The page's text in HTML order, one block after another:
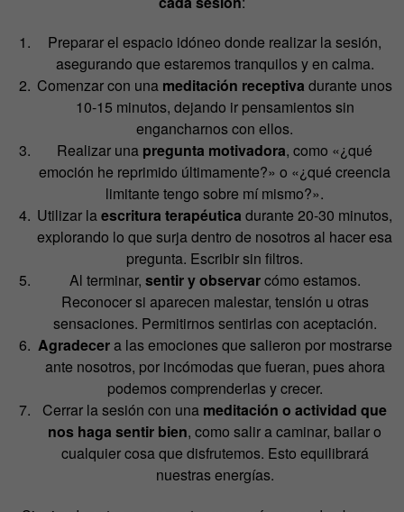
Preparar el espacio idóneo donde realizar la sesión,
asegurando que estaremos tranquilos y en calma.
Comenzar con una meditación receptiva durante unos
10-15 minutos, dejando ir pensamientos sin
engancharnos con ellos.
Realizar una pregunta motivadora, como «¿qué
emoción he reprimido últimamente?» o «¿qué creencia
limitante tengo sobre mí mismo?».
Utilizar laescritura terapéutica durante 20-30 minutos,
explorando lo que surja dentro de nosotros al hacer esa
pregunta. Escribir sin filtros.
Al terminar, sentir y observarcómo estamos.
Reconocer si aparecen malestar, tensión u otras
sensaciones. Permitirnos sentirlas con aceptación.
Agradecera las emociones que salieron por mostrarse
ante nosotros, por incómodas que fueran, pues ahora
podemos comprenderlas y crecer.
Cerrar la sesión con una meditación o actividad que
nos haga sentir bien, como salir a caminar, bailar o
cualquier cosa que disfrutemos. Esto equilibrará
nuestras energías.